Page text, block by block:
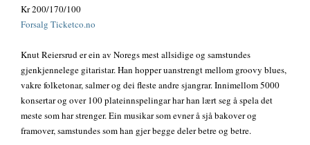
Kr 200/170/100
Forsalg Ticketco.no
Knut Reiersrud er ein av Noregs mest allsidige og samstundes
gjenkjennelege gitaristar. Han hopper uanstrengt mellom groovy blues,
vakre folketonar, salmer og dei fleste andre sjangrar. Innimellom 5000
konsertar og over 100 plateinnspelingar har han lært seg å spela det
meste som har strenger. Ein musikar som evner å sjå bakover og
framover, samstundes som han gjer begge deler betre og betre.